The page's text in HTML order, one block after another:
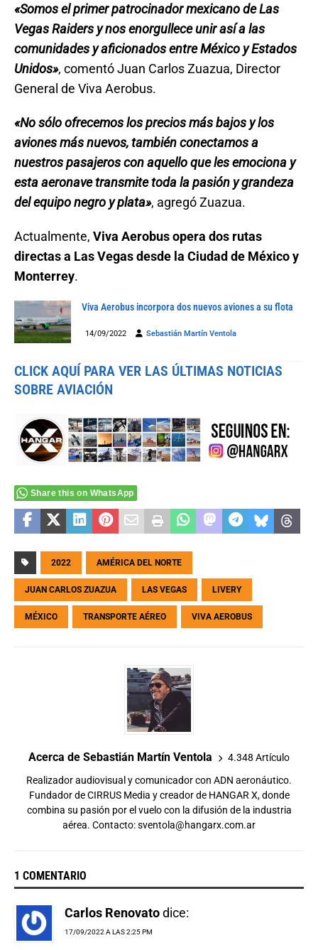
«Somos el primer patrocinador mexicano de Las
Vegas Raiders y nos enorgullece unir así a las
comunidades y aficionados entre México y Estados
Unidos», comentó Juan Carlos Zuazua, Director
General de Viva Aerobus.
«No sólo ofrecemos los precios más bajos y los
aviones más nuevos, también conectamos a
nuestros pasajeros con aquello que les emociona y
esta aeronave transmite toda la pasión y grandeza
del equipo negro y plata», agregó Zuazua.
Actualmente, Viva Aerobus opera dos rutas
directas a Las Vegas desde la Ciudad de México y
Monterrey.
Viva Aerobus incorpora dos nuevos aviones a su flota
14/09/2022 Sebastián Martín Ventola
CLICK AQUÍ PARA VER LAS ÚLTIMAS NOTICIAS
SOBRE AVIACIÓN
Share this on WhatsApp
2022 AMÉRICA DEL NORTE
JUAN CARLOS ZUAZUA LAS VEGAS LIVERY
MÉXICO TRANSPORTE AÉREO VIVA AEROBUS
Acerca de Sebastián Martín Ventola 4.348 Artículo
Realizador audiovisual y comunicador con ADN aeronáutico.
Fundador de CIRRUS Media y creador de HANGAR X, donde
combina su pasión por el vuelo con la difusión de la industria
aérea. Contacto:sventola@hangarx.com.ar
1 COMENTARIO
Carlos Renovatodice:
17/09/2022 A LAS 2:25 PM